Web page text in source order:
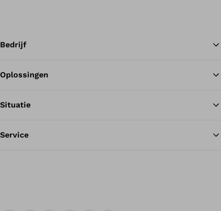
Bedrijf
Oplossingen
Situatie
Service